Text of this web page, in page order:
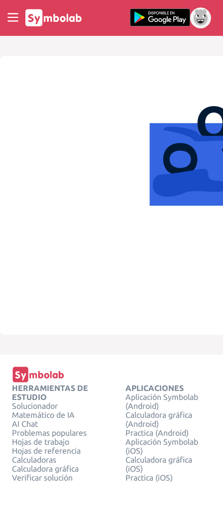
HERRAMIENTAS DE
ESTUDIO
Solucionador
Matemático de IA
AI Chat
Problemas populares
Hojas de trabajo
Hojas de referencia
Calculadoras
Calculadora gráfica
Verificar solución
APLICACIONES
Aplicación Symbolab
(Android)
Calculadora gráfica
(Android)
Practica (Android)
Aplicación Symbolab
(iOS)
Calculadora gráfica
(iOS)
Practica (iOS)